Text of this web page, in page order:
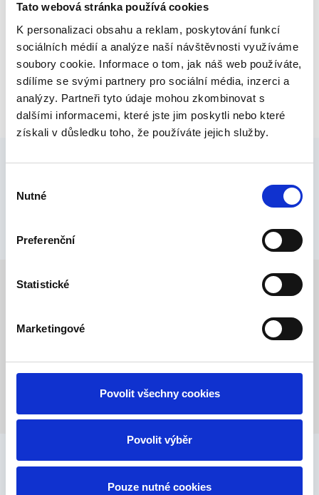
Tato webová stránka používá cookies
K personalizaci obsahu a reklam, poskytování funkcí
sociálních médií a analýze naší návštěvnosti využíváme
soubory cookie. Informace o tom, jak náš web používáte,
sdílíme se svými partnery pro sociální média, inzerci a
analýzy. Partneři tyto údaje mohou zkombinovat s
dalšími informacemi, které jste jim poskytli nebo které
získali v důsledku toho, že používáte jejich služby.
souhlasu
Nutné
Preferenční
Statistické
Marketingové
Povolit všechny cookies
Povolit výběr
Pouze nutné cookies
servisujeme svítidla
NEXUS A ONYX
Nabízíme záruční a pozáruční servis výše
Kontaktujte nás
SÍDLO FIRMY
PLATOM servis, spol. s.r.o